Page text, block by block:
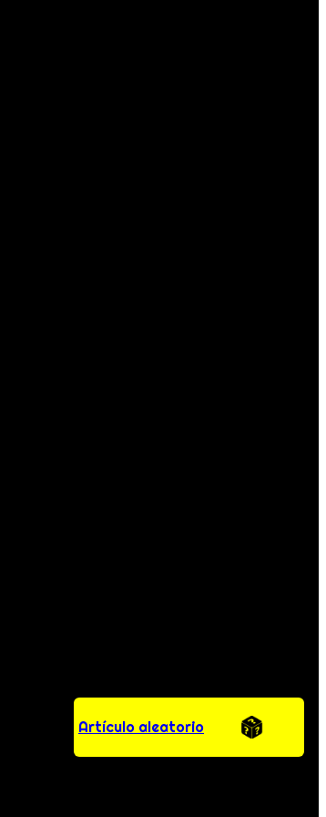
Artículo aleatorio